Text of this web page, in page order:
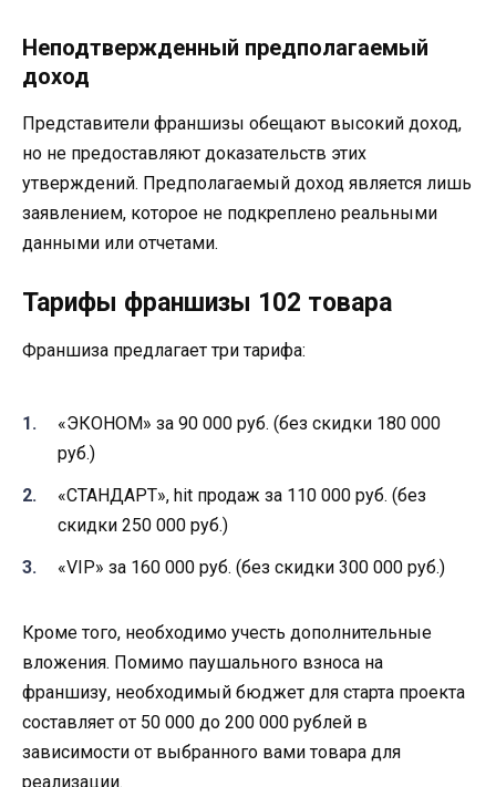
Неподтвержденный предполагаемый
доход
Представители франшизы обещают высокий доход,
но не предоставляют доказательств этих
утверждений. Предполагаемый доход является лишь
заявлением, которое не подкреплено реальными
данными или отчетами.
Тарифы франшизы 102 товара
Франшиза предлагает три тарифа:
«ЭКОНОМ» за 90 000 руб. (без скидки 180 000
руб.)
«СТАНДАРТ», hit продаж за 110 000 руб. (без
скидки 250 000 руб.)
«VIP» за 160 000 руб. (без скидки 300 000 руб.)
Кроме того, необходимо учесть дополнительные
вложения. Помимо паушального взноса на
франшизу, необходимый бюджет для старта проекта
составляет от 50 000 до 200 000 рублей в
зависимости от выбранного вами товара для
реализации.